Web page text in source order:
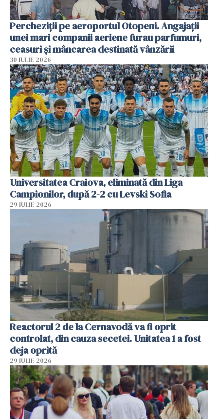
Percheziții pe aeroportul Otopeni. Angajații
unei mari companii aeriene furau parfumuri,
ceasuri și mâncarea destinată vânzării
30 IULIE 2026
Universitatea Craiova, eliminată din Liga
Campionilor, după 2-2 cu Levski Sofia
29 IULIE 2026
Reactorul 2 de la Cernavodă va fi oprit
controlat, din cauza secetei. Unitatea 1 a fost
deja oprită
29 IULIE 2026